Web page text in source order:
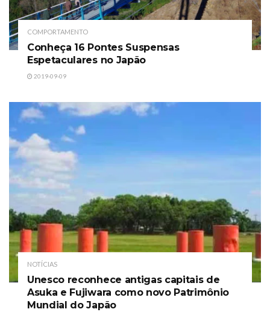
COMPORTAMENTO
Conheça 16 Pontes Suspensas
Espetaculares no Japão
2019-09-09
NOTÍCIAS
Unesco reconhece antigas capitais de
Asuka e Fujiwara como novo Patrimônio
Mundial do Japão